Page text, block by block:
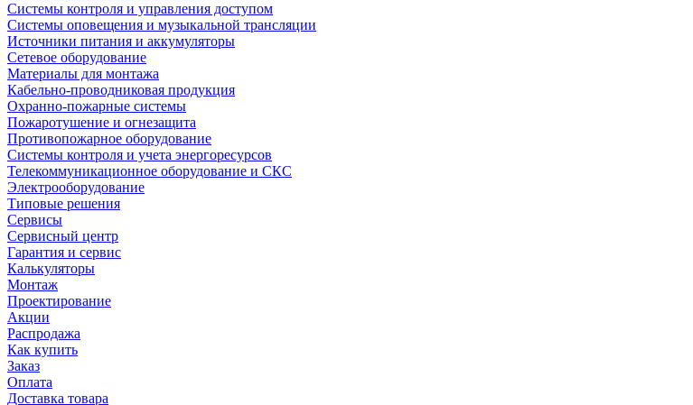
Системы контроля и управления доступом
Системы оповещения и музыкальной трансляции
Источники питания и аккумуляторы
Сетевое оборудование
Материалы для монтажа
Кабельно-проводниковая продукция
Охранно-пожарные системы
Пожаротушение и огнезащита
Противопожарное оборудование
Системы контроля и учета энергоресурсов
Телекоммуникационное оборудование и СКС
Электрооборудование
Типовые решения
Сервисы
Сервисный центр
Гарантия и сервис
Калькуляторы
Монтаж
Проектирование
Акции
Распродажа
Как купить
Заказ
Оплата
Доставка товара